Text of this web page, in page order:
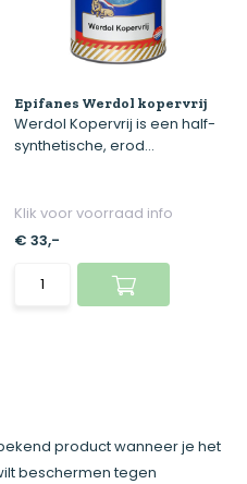
Epifanes Werdol kopervrij
Werdol Kopervrij is een half-
synthetische, erod...
Klik voor voorraad info
€ 33,-
product wanneer je het
beschermen tegen